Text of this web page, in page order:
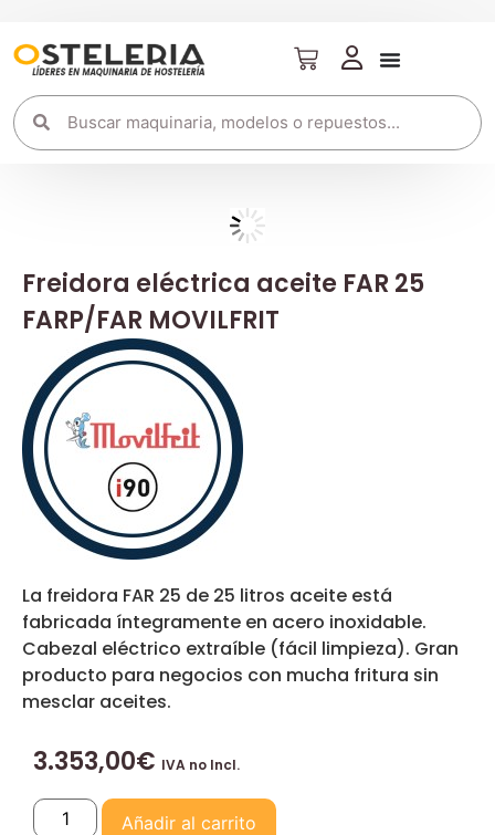
Freidora eléctrica aceite FAR 25
FARP/FAR MOVILFRIT
La freidora FAR 25 de 25 litros aceite está
fabricada íntegramente en acero inoxidable.
Cabezal eléctrico extraíble (fácil limpieza). Gran
producto para negocios con mucha fritura sin
mesclar aceites.
3.353,00€ IVA no Incl.
Añadir al carrito